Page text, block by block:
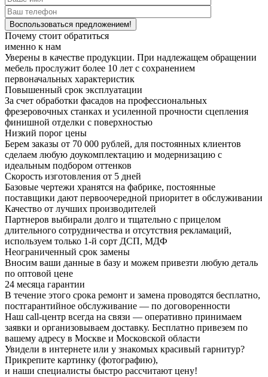
Почему стоит обратиться
именно к нам
Уверены в качестве продукции. При надлежащем обращении
мебель прослужит более 10 лет с сохранением
первоначальных характеристик
Повышенный срок эксплуатации
За счет обработки фасадов на профессиональных
фрезеровочных станках и усиленной прочности сцепления
финишной отделки с поверхностью
Низкий порог цены
Берем заказы от 70 000 рублей, для постоянных клиентов
сделаем любую доукомплектацию и модернизацию с
идеальным подбором оттенков
Скорость изготовления от 5 дней
Базовые чертежи хранятся на фабрике, постоянные
поставщики дают первоочередной приоритет в обслуживании
Качество от лучших производителей
Партнеров выбирали долго и тщательно с прицелом
длительного сотрудничества и отсутствия рекламаций,
используем только 1-й сорт ДСП, МДФ
Неограниченный срок замены
Вносим ваши данные в базу и можем привезти любую деталь
по оптовой цене
24 месяца гарантии
В течение этого срока ремонт и замена проводятся бесплатно,
постгарантийное обслуживание — по договоренности
Наш call-центр всегда на связи — оперативно принимаем
заявки и организовываем доставку. Бесплатно привезем по
вашему адресу в Москве и Московской области
Увидели в интернете или у знакомых красивый гарнитур?
Прикрепите картинку (фотографию),
и наши специалисты быстро рассчитают цену!